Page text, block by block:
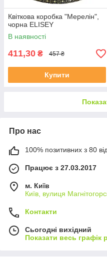
Квіткова коробка "Мерелін",
чорна ELISEY
В наявності
411,30 ₴ 457 ₴
Купити
Про нас
100% позитивних з 80
Працює з 27.03.2017
м. Київ
Київ, вулиця
Контакти
Сьогодні вихідний
Показати весь графік